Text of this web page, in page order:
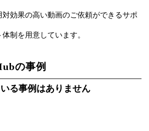
対効果の高い動画のご依頼ができるサポ
体制を用意しています。
の事例
る事例はありません